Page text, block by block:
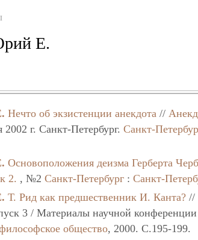
Е.
Нечто об экзистенции анекдота //
2002 г. Санкт-Петербург.Санкт-
Основоположения деизма Герберта
2. , №2Санкт-Петербург :Санкт-
Т. Рид как предшественник И. Канта? //
3 / Материалы научной конференции
общество, 2000. C.195-199.